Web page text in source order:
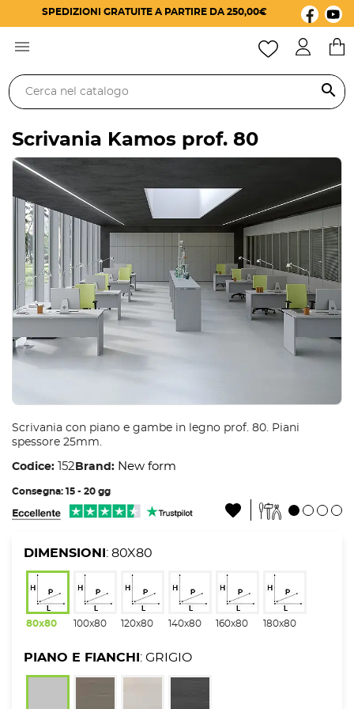
SPEDIZIONI GRATUITE A PARTIRE DA 250,00€

search
Scrivania Kamos prof. 80
Scrivania con piano e gambe in legno prof. 80. Piani
spessore 25mm.
Codice: 152 Brand: New form
Consegna: 15 - 20 gg
DIMENSIONI: 80X80
80x80 100x80 120x80 140x80 160x80 180x80
PIANO E FIANCHI: GRIGIO